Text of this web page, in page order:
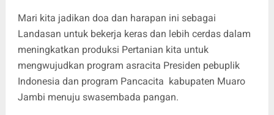
Mari kita jadikan doa dan harapan ini sebagai
Landasan untuk bekerja keras dan lebih cerdas dalam
meningkatkan produksi Pertanian kita untuk
mengwujudkan program asracita Presiden pebuplik
Indonesia dan program Pancacita kabupaten Muaro
Jambi menuju swasembada pangan.